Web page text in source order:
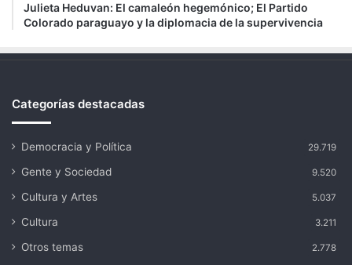
Julieta Heduvan: El camaleón hegemónico; El Partido
Colorado paraguayo y la diplomacia de la supervivencia
Categorías destacadas
Democracia y Política 29.719
Gente y Sociedad 9.520
Cultura y Artes 5.037
Cultura 3.211
Otros temas 2.778